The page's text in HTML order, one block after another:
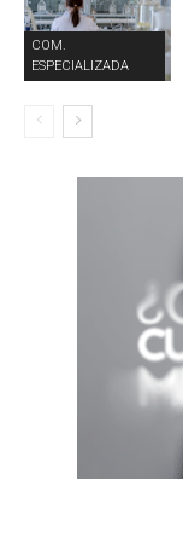
COM.
ESPECIALIZADA